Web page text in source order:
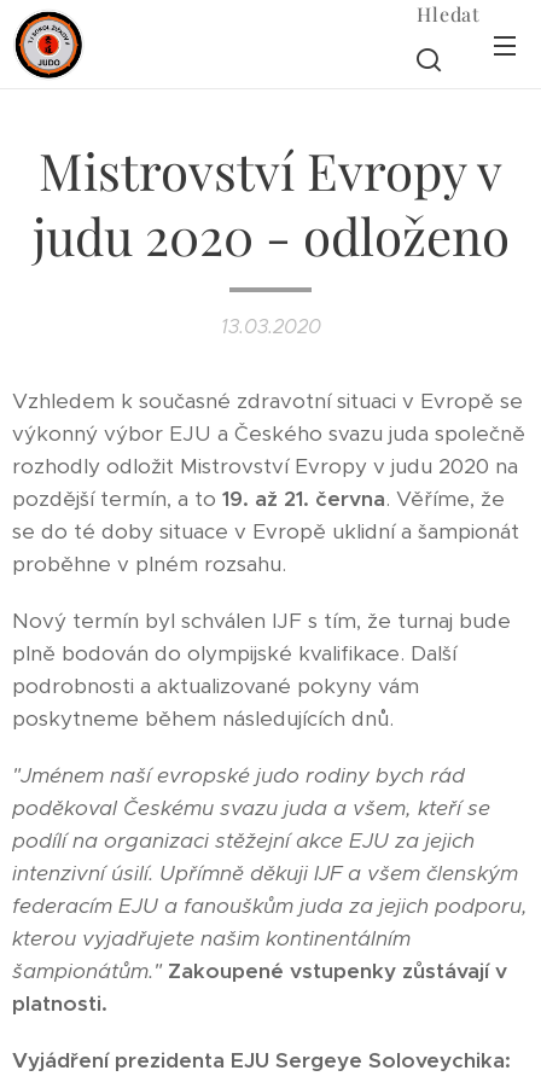
Hledat
Mistrovství Evropy v
judu 2020 - odloženo
13.03.2020
Vzhledem k současné zdravotní situaci v Evropě se
výkonný výbor EJU a Českého svazu juda společně
rozhodly odložit Mistrovství Evropy v judu 2020 na
pozdější termín, a to 19. až 21. června. Věříme, že
se do té doby situace v Evropě uklidní a šampionát
proběhne v plném rozsahu.
Nový termín byl schválen IJF s tím, že turnaj bude
plně bodován do olympijské kvalifikace. Další
podrobnosti a aktualizované pokyny vám
poskytneme během následujících dnů.
"Jménem naší evropské judo rodiny bych rád
poděkoval Českému svazu juda a všem, kteří se
podílí na organizaci stěžejní akce EJU za jejich
intenzivní úsilí. Upřímně děkuji IJF a všem členským
federacím EJU a fanouškům juda za jejich podporu,
kterou vyjadřujete našim kontinentálním
šampionátům." Zakoupené vstupenky zůstávají v
platnosti.
Vyjádření prezidenta EJU Sergeye Soloveychika: